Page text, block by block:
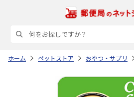
ホーム ペットストア おやつ・サプリ